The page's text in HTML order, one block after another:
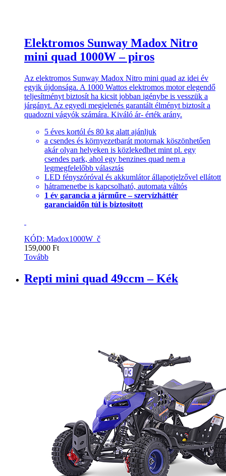
Elektromos Sunway Madox Nitro
mini quad 1000W – piros
Az elektromos Sunway Madox Nitro mini quad az idei év
egyik újdonsága. A 1000 Wattos elektromos motor elegendő
teljesítményt biztosít ha kicsit jobban igénybe is vesszük a
járgányt. Az egyedi megjelenés garantált élményt biztosít a
quadozni vágyók számára. Kiváló ár- érték arány.
5 éves kortól és 80 kg alatt ajánljuk
a csendes és környezetbarát motornak köszönhetően
akár olyan helyeken is közlekedhet mint pl. egy
csendes park, ahol egy benzines quad nem a
legmegfelelőbb választás
LED fényszóróval és akkumlátor állapotjelzővel ellátott
hátramenetbe is kapcsolható, automata váltós
1 év garancia a járműre – szervízháttér
garanciaidőn túl is biztosított
KÓD: Madox1000W_č
159,000 Ft
Tovább
Repti mini quad 49ccm – Kék